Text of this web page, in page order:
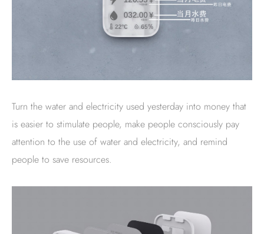
Turn the water and electricity used yesterday into money that
is easier to stimulate people, make people consciously pay
attention to the use of water and electricity, and remind
people to save resources.